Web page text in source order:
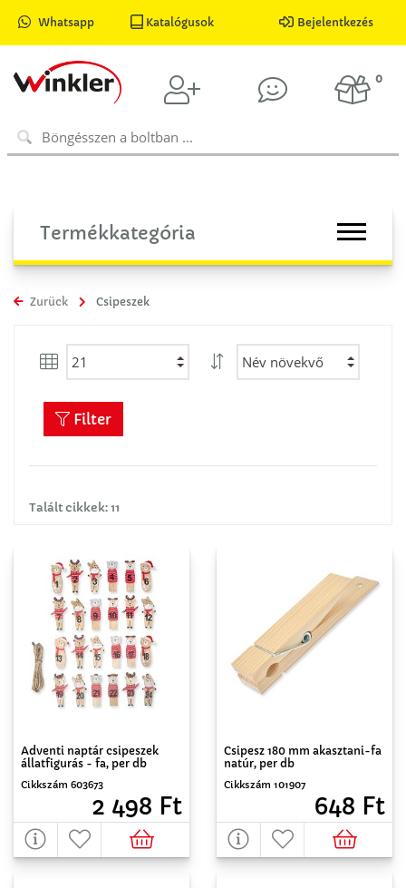
Whatsapp Katalógusok Bejelentkezés
0
Termékkategória
Zurück Csipeszek
Talált cikkek: 11
Filter
Adventi naptár csipeszek
állatfigurás - fa, per db
Cikkszám 603673
2 498 Ft
Csipesz 180 mm akasztani-fa
natúr, per db
Cikkszám 101907
648 Ft